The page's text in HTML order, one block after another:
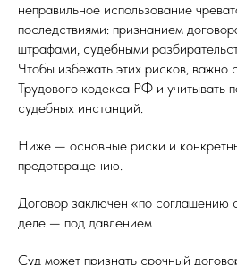
неправильное использование
последствиями: признанием
штрафами, судебными
Чтобы избежать этих рисков, важно
Трудового кодекса РФ и учитывать
судебных инстанций.
Ниже — основные риски и
предотвращению.
Договор заключен «по соглашению
деле — под давлением
Суд может признать срочный